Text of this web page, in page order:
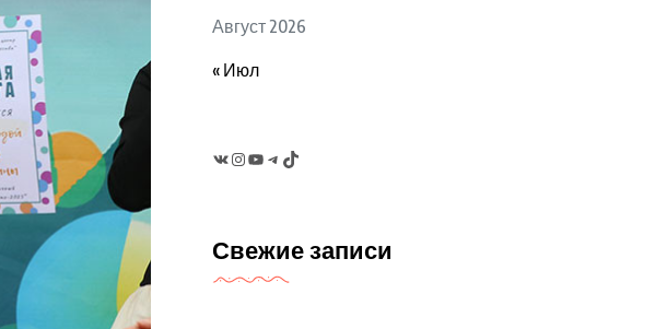
Август 2026
« Июл
Instagram
YouTubeTelegram
TikTok
Свежие записи